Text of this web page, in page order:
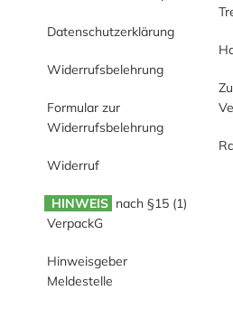
Datenschutzerklärung
Widerrufsbelehrung
Formular zur
Widerrufsbelehrung
Widerruf
HINWEIS nach §15 (1)
VerpackG
Hinweisgeber
Meldestelle